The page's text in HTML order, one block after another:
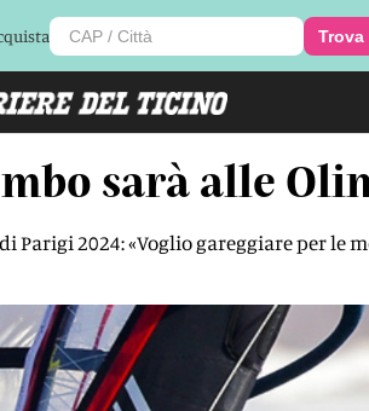
sarà alle
Parigi 2024: «Voglio gareggiare per le